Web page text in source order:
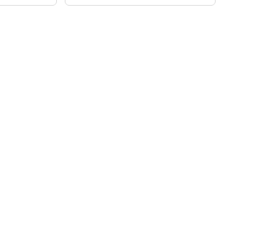
DIN 6921
Стандарт:
DIN 6921